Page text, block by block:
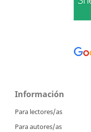
Información
Para lectores/as
Para autores/as